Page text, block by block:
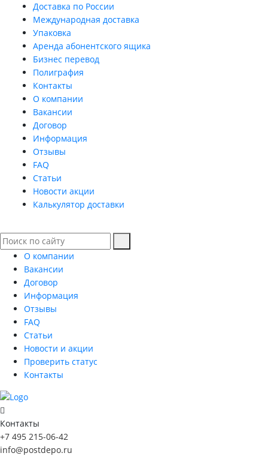
Доставка по России
Международная доставка
Упаковка
Аренда абонентского ящика
Бизнес перевод
Полиграфия
Контакты
О компании
Вакансии
Договор
Информация
Отзывы
FAQ
Статьи
Новости акции
Калькулятор доставки
О компании
Вакансии
Договор
Информация
Отзывы
FAQ
Статьи
Новости и акции
Проверить статус
Контакты
Контакты
+7 495 215-06-42
info@postdepo.ru